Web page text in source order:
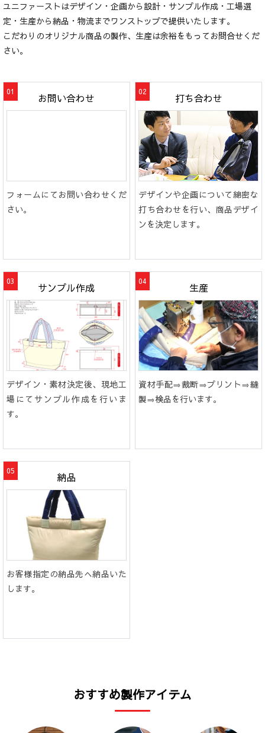
ユニファーストはデザイン・企画から設計・サンプル作成・工場選
定・生産から納品・物流までワンストップで提供いたします。
こだわりのオリジナル商品の製作、生産は余裕をもってお問合せくだ
さい。
お問い合わせ
フォームにてお問い合わせくだ
さい。
打ち合わせ
デザインや企画について綿密な
打ち合わせを行い、商品デザイ
ンを決定します。
サンプル作成
デザイン・素材決定後、現地工
場にてサンプル作成を行いま
す。
生産
資材手配⇒裁断⇒プリント⇒縫
製⇒検品を行います。
納品
お客様指定の納品先へ納品いた
します。
おすすめ製作アイテム